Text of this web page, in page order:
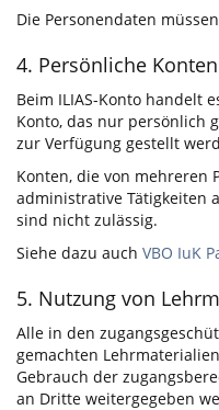
Die Personendaten
4. Persönliche Konten
Beim ILIAS-Konto handelt
Konto, das nur persönlich
zur Verfügung gestellt
Konten, die von mehreren
administrative Tätigkeiten
sind nicht zulässig.
Siehe dazu auch VBO IuK
5. Nutzung von
Alle in den
gemachten
Gebrauch der
an Dritte weitergegeben